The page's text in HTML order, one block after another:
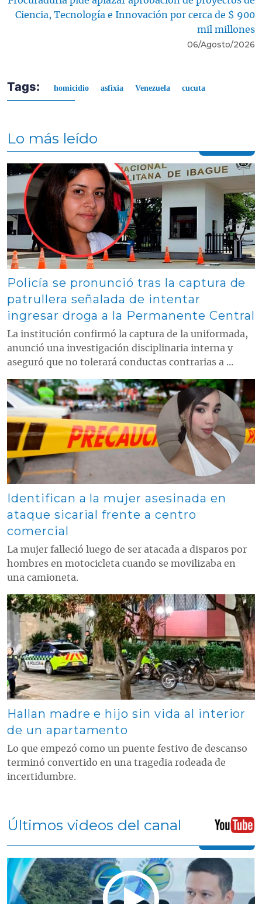
Ciencia, Tecnología e Innovación por cerca de $ 900
mil millones
06/Agosto/2026
Tags: homicidio asfixia Venezuela cucuta
Lo más leído
Contenido multimedia principal
Policía se pronunció tras la captura de
patrullera señalada de intentar
ingresar droga a la Permanente Central
La institución confirmó la captura de la uniformada,
anunció una investigación disciplinaria interna y
aseguró que no tolerará conductas contrarias a ...
Contenido multimedia principal
Identifican a la mujer asesinada en
ataque sicarial frente a centro
comercial
La mujer falleció luego de ser atacada a disparos por
hombres en motocicleta cuando se movilizaba en
una camioneta.
Contenido multimedia principal
Hallan madre e hijo sin vida al interior
de un apartamento
Lo que empezó como un puente festivo de descanso
terminó convertido en una tragedia rodeada de
incertidumbre.
Últimos videos del canal